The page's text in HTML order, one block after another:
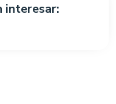
interesar: